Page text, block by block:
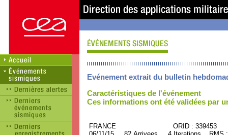
Evénement extrait du bulletin
Caractéristiques de l'événement
Ces informations ont été validées par
FRANCE ORID : 339453